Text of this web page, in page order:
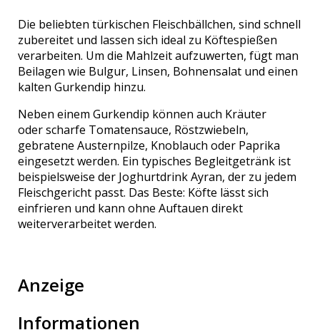
Die beliebten türkischen Fleischbällchen, sind schnell
zubereitet und lassen sich ideal zu Köftespießen
verarbeiten. Um die Mahlzeit aufzuwerten, fügt man
Beilagen wie Bulgur, Linsen, Bohnensalat und einen
kalten Gurkendip hinzu.
Neben einem Gurkendip können auch Kräuter
oder scharfe Tomatensauce, Röstzwiebeln,
gebratene Austernpilze, Knoblauch oder Paprika
eingesetzt werden. Ein typisches Begleitgetränk ist
beispielsweise der Joghurtdrink Ayran, der zu jedem
Fleischgericht passt. Das Beste: Köfte lässt sich
einfrieren und kann ohne Auftauen direkt
weiterverarbeitet werden.
Anzeige
Informationen